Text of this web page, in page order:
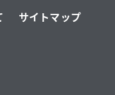
サイトマップ